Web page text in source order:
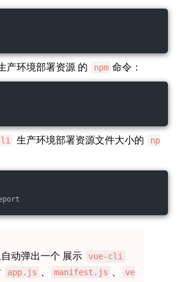
产环境部署资源 的 npm 命令：
生产环境部署资源文件大小的
np
动弹出一个 展示 vue-cli
app.js manifest.js
ve